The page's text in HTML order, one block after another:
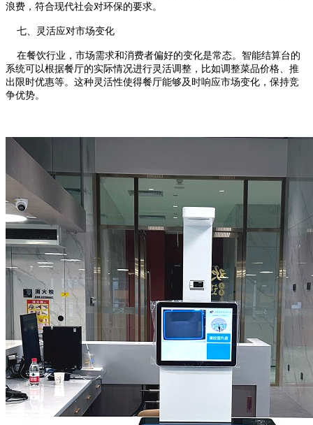
浪费，符合现代社会对环保的要求。
七、灵活应对市场变化
在餐饮行业，市场需求和消费者偏好的变化是常态。智能结算台的
系统可以根据餐厅的实际情况进行灵活调整，比如调整菜品价格、推
出限时优惠等。这种灵活性使得餐厅能够及时响应市场变化，保持竞
争优势。